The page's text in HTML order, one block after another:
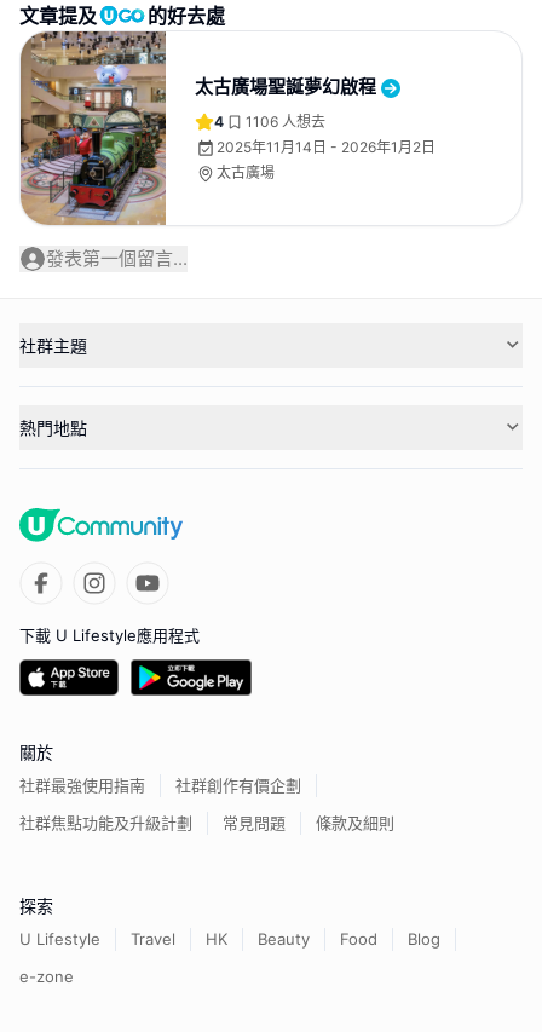
文章提及 的好去處
太古廣場聖誕夢幻啟程
4 1106 人想去
2025年11月14日 - 2026年1月2日
太古廣場
發表第一個留言...
社群主題
熱門地點
下載 U Lifestyle應用程式
關於
社群最強使用指南
社群創作有價企劃
社群焦點功能及升級計劃
常見問題 條款及細則
探索
U Lifestyle Travel HK Beauty Food
Blog
e-zone